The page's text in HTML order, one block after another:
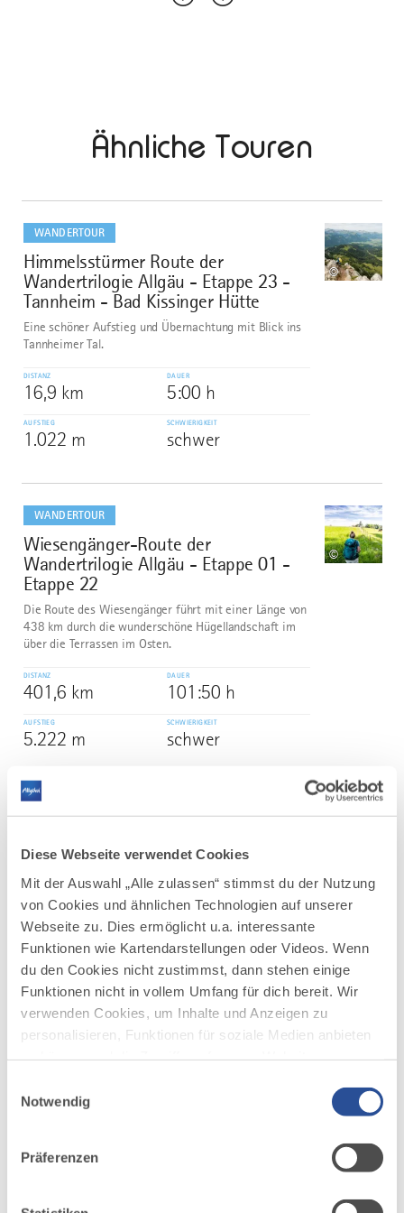
Diese Webseite verwendet Cookies
Mit der Auswahl „Alle zulassen“ stimmst du der Nutzung
von Cookies und ähnlichen Technologien auf unserer
Webseite zu. Dies ermöglicht u.a. interessante
Funktionen wie Kartendarstellungen oder Videos. Wenn
du den Cookies nicht zustimmst, dann stehen einige
Funktionen nicht in vollem Umfang für dich bereit. Wir
verwenden Cookies, um Inhalte und Anzeigen zu
personalisieren, Funktionen für soziale Medien anbieten
deiner Verwendung unserer Website an unsere Partner
möglicherweise mit weiteren Daten zusammen, die du
Nutzung der Dienste gesammelt haben.
Notwendig
Präferenzen
Ähnliche Touren
WANDERTOUR
1
Himmelsstürmer Route der
Wandertrilogie Allgäu - Etappe 23 -
Tannheim - Bad Kissinger Hütte
©
Eine schöner Aufstieg und Übernachtung mit Blick ins
Tannheimer Tal.
DISTANZ
16,9 km
DAUER
5:00 h
AUFSTIEG
1.022 m
SCHWIERIGKEIT
schwer
dazu
WANDERTOUR
2
Wiesengänger-Route der
Wandertrilogie Allgäu - Etappe 01 -
Etappe 22
©
Die Route des Wiesengänger führt mit einer Länge von
438 km durch die wunderschöne Hügellandschaft im
über die Terrassen im Osten.
DISTANZ
401,6 km
DAUER
101:50 h
AUFSTIEG
5.222 m
SCHWIERIGKEIT
schwer
dazu
WANDERTOUR
E4 - Maximiliansweg
Schloss Neuschwanstein, Hochenschwangau und
Linderhof.
56,4 km
DAUER
22:00 h
3.247 m schwer
mehr
dazu
4
Himmelsstürmer Route der
Balderschwang
©
seilgesicherten Passagen mit Händeeinsatz nicht
dazu